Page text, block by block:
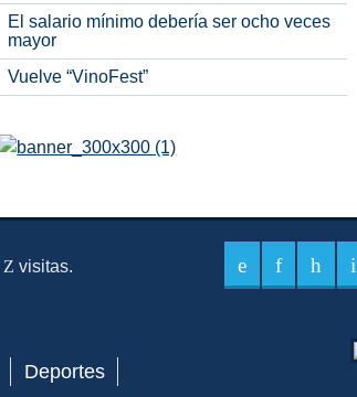
El salario mínimo debería ser ocho veces
mayor
Vuelve “VinoFest”
visitas.
Deportes